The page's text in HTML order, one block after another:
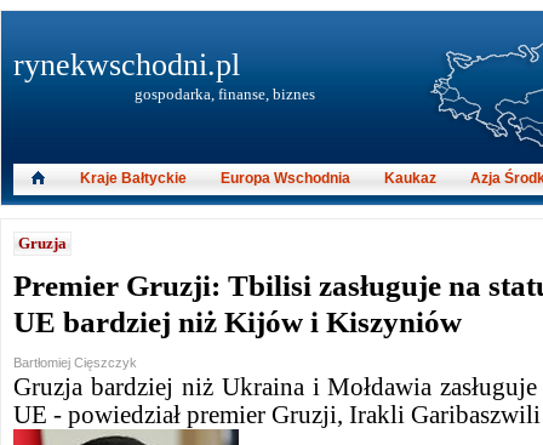
Gruzja
Premier Gruzji: Tbilisi zasługuje na
UE bardziej niż Kijów i Kiszyniów
Bartłomiej Cięszczyk
Gruzja bardziej niż Ukraina i Mołdawia
UE - powiedział premier Gruzji, Irakli
rynekwschodni.pl
gospodarka, finanse, biznes
Kraje Bałtyckie Europa Wschodnia Kaukaz Azja